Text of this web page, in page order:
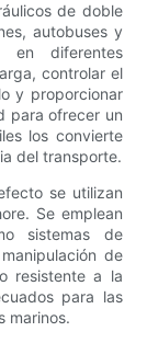
de doble
autobuses y
en diferentes
controlar el
y proporcionar
para ofrecer un
los convierte
del transporte.
se utilizan
Se emplean
sistemas de
de
resistente a la
para las
marinos.